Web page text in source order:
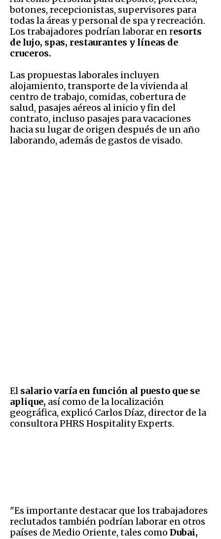
botones, recepcionistas, supervisores para
todas la áreas y personal de spa y recreación.
Los trabajadores podrían laborar en resorts
de lujo, spas, restaurantes y líneas de
cruceros.
Las propuestas laborales incluyen
alojamiento, transporte de la vivienda al
centro de trabajo, comidas, cobertura de
salud, pasajes aéreos al inicio y fin del
contrato, incluso pasajes para vacaciones
hacia su lugar de origen después de un año
laborando, además de gastos de visado.
El salario varía en función al puesto que se
aplique, así como de la localización
geográfica, explicó Carlos Díaz, director de la
consultora PHRS Hospitality Experts.
"Es importante destacar que los trabajadores
reclutados también podrían laborar en otros
países de Medio Oriente, tales como Dubai,